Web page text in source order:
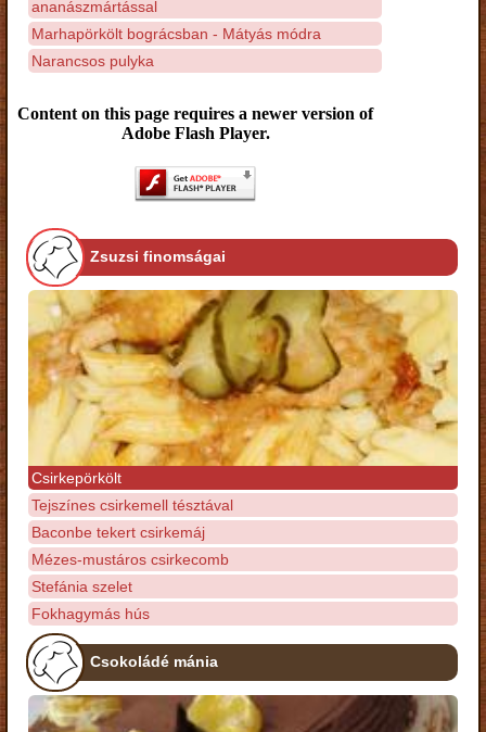
ananászmártással
Marhapörkölt bográcsban - Mátyás módra
Narancsos pulyka
Content on this page requires a newer version of
Adobe Flash Player.
Zsuzsi finomságai
Csirkepörkölt
Tejszínes csirkemell tésztával
Baconbe tekert csirkemáj
Mézes-mustáros csirkecomb
Stefánia szelet
Fokhagymás hús
Csokoládé mánia